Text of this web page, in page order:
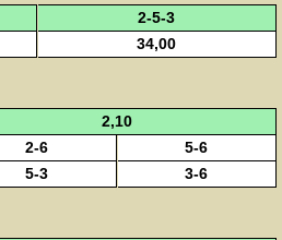
2-5-3
34,00
2,10
2-6
5-6
5-3 3-6